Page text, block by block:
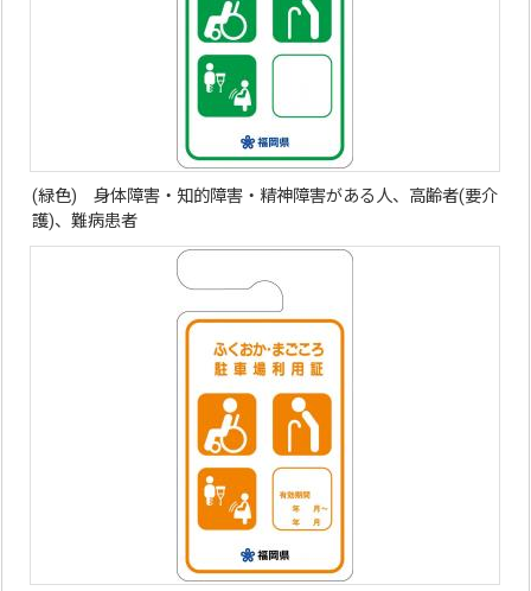
(緑色) 身体障害・知的障害・精神障害がある人、高齢者(要介
護)、難病患者